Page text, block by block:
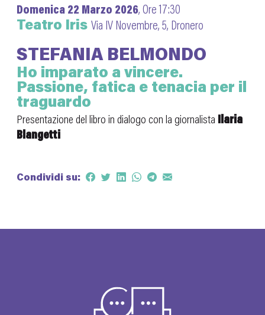
Domenica 22 Marzo 2026, Ore 17:30
Teatro Iris Via IV Novembre, 5, Dronero
STEFANIA BELMONDO
Ho imparato a vincere.
Passione, fatica e tenacia per il
traguardo
Presentazione del libro in dialogo con la giornalista Ilaria
Blangetti
Condividi su: